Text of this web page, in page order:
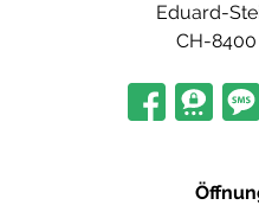
Eduard-
CH-